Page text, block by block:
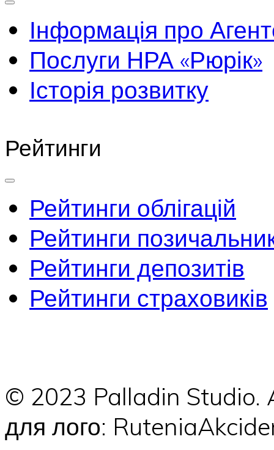
Інформація про
Послуги НРА «Рюрік»
Історія розвитку
Рейтинги
Рейтинги облігацій
Рейтинги
Рейтинги депозитів
Рейтинги страховиків
© 2023 Palladin
для лого: